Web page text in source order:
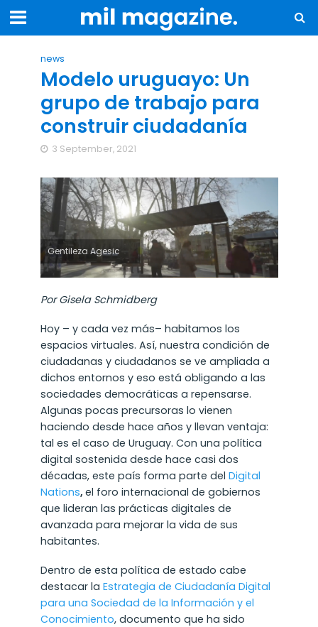
news
Modelo uruguayo: Un
grupo de trabajo para
construir ciudadanía
3 September, 2021
Gentileza Agesic
Por Gisela Schmidberg
Hoy – y cada vez más– habitamos los
espacios virtuales. Así, nuestra condición de
ciudadanas y ciudadanos se ve ampliada a
dichos entornos y eso está obligando a las
sociedades democráticas a repensarse.
Algunas pocas precursoras lo vienen
haciendo desde hace años y llevan ventaja:
tal es el caso de Uruguay. Con una política
digital sostenida desde hace casi dos
décadas, este país forma parte del Digital
Nations, el foro internacional de gobiernos
que lideran las prácticas digitales de
avanzada para mejorar la vida de sus
habitantes.
Dentro de esta política de estado cabe
destacar la Estrategia de Ciudadanía Digital
para una Sociedad de la Información y el
Conocimiento, documento que ha sido